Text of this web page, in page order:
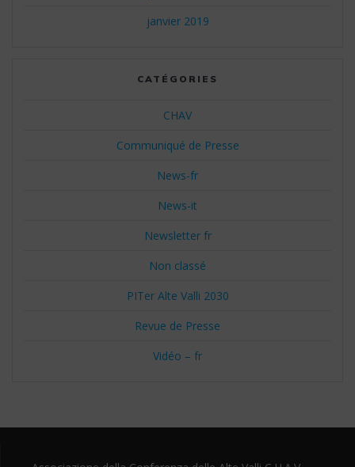
janvier 2019
CATÉGORIES
CHAV
Communiqué de Presse
News-fr
News-it
Newsletter fr
Non classé
PITer Alte Valli 2030
Revue de Presse
Vidéo – fr